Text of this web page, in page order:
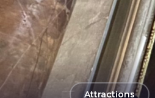
arrow_backAttractions